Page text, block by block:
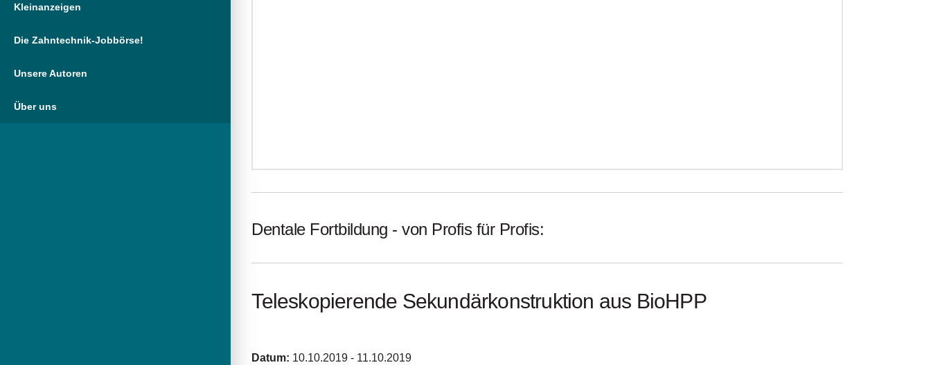
Kleinanzeigen
Die Zahntechnik-Jobbörse!
Unsere Autoren
Über uns
Dentale Fortbildung - von Profis für Profis:
Teleskopierende Sekundärkonstruktion aus BioHPP
Datum: 10.10.2019 - 11.10.2019